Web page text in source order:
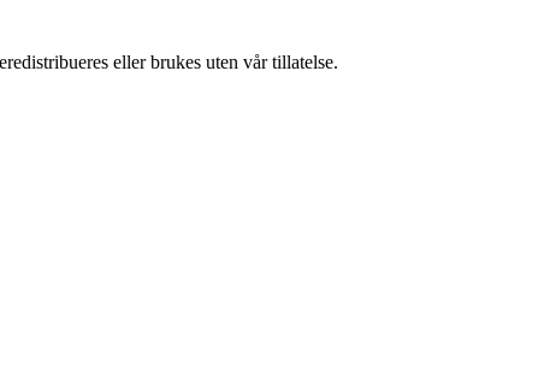
eller brukes uten vår tillatelse.